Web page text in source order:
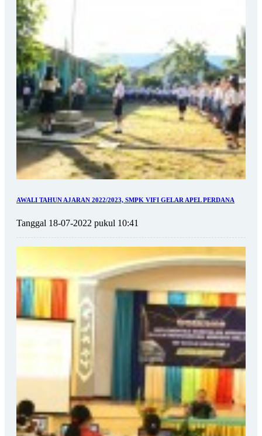
AWALI TAHUN AJARAN 2022/2023, SMPK VIFI GELAR APEL PERDANA
Tanggal 18-07-2022 pukul 10:41